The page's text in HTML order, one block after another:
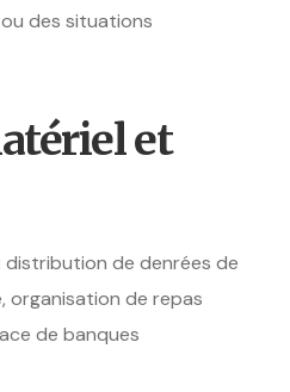
des situations
et
distribution de denrées de
organisation de repas
de banques